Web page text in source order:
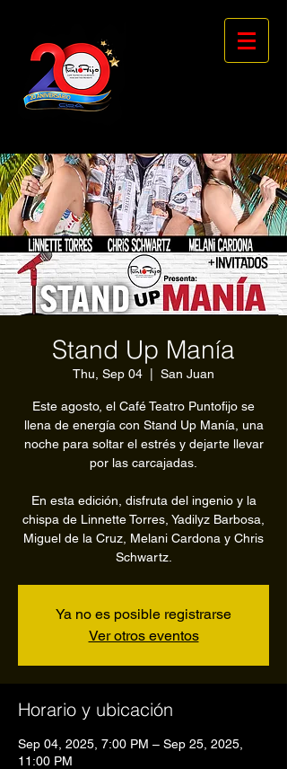
Stand Up Manía
Thu, Sep 04 San Juan
Este agosto, el Café Teatro Puntofijo se
llena de energía con Stand Up Manía, una
noche para soltar el estrés y dejarte llevar
por las carcajadas.
En esta edición, disfruta del ingenio y la
chispa de Linnette Torres, Yadilyz Barbosa,
Miguel de la Cruz, Melani Cardona y Chris
Schwartz.
Ya no es posible registrarse
Ver otros eventos
Horario y ubicación
Sep 04, 2025, 7:00 PM – Sep 25, 2025,
11:00 PM